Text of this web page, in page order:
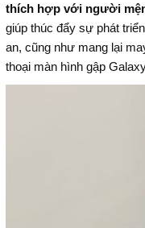
thích hợp với người
giúp thúc đẩy sự phát
an, cũng như mang lại
thoại màn hình gập